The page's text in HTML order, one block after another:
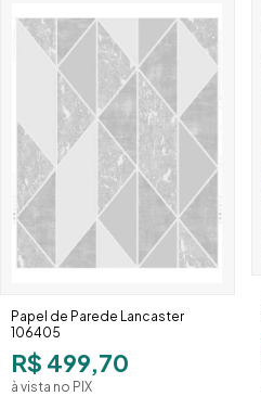
Papel de Parede Lancaster
106405
R$ 499,70
à vista no PIX